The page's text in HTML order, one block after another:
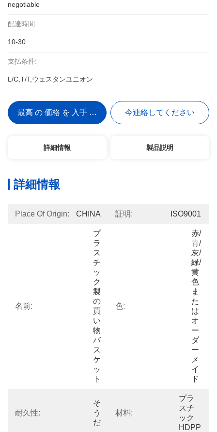
negotiable
配達時間:
10-30
支払条件:
L/C,T/T,ウェスタンユニオン
最高 の 価格 を 入手 する 今連絡してください
詳細情報 製品説明
詳細情報
Place Of Origin: CHINA 証明: ISO9001
名前:
プ
ラ
ス
チ
ッ
ク
製
の
買
い
物
バ
ス
ケ
ッ
ト
色:
赤/
青/
灰/
緑/
黄
色
ま
た
は
オ
ー
ダ
ー
メ
イ
ド
耐久性:
そ
う
だ
材料:
プラ
スチ
ック
HDPP